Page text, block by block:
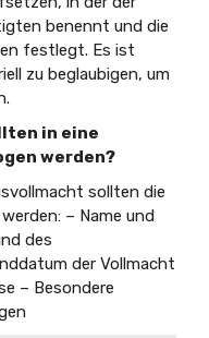
benennt und die
festlegt. Es ist
zu beglaubigen, um
in eine
werden?
sollten die
– Name und
des
der Vollmacht
– Besondere